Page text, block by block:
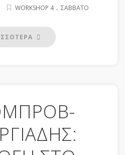
WORKSHOP 4 . ΣΆΒΒΑΤΟ